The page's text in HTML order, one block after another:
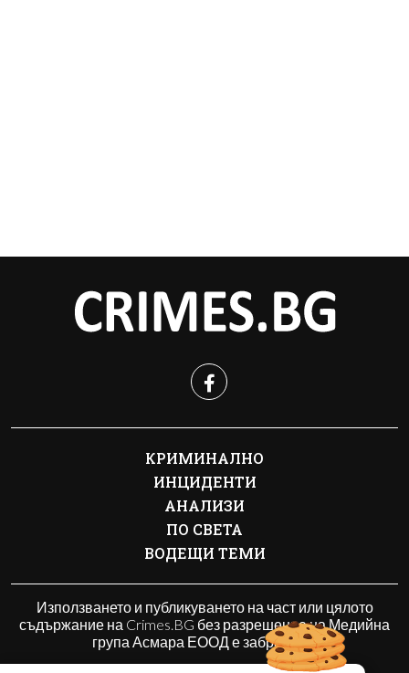
КРИМИНАЛНО
ИНЦИДЕНТИ
АНАЛИЗИ
ПО СВЕТА
ВОДЕЩИ ТЕМИ
Използването и публикуването на част или цялото
съдържание на Crimes.BG без разрешение на Медийна
група Асмара ЕООД е забранено.